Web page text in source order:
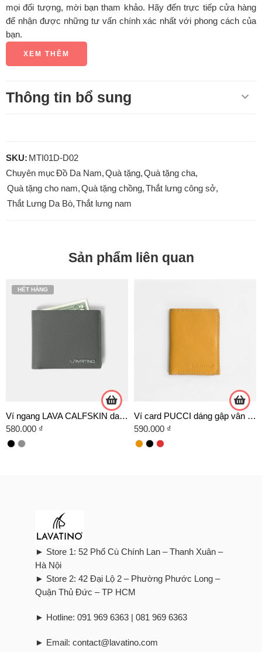
mọi đối tượng, mời bạn tham khảo. Hãy đến trực tiếp cửa hàng
để nhận được những tư vấn chính xác nhất với phong cách của
bạn.
XEM THÊM
Thông tin bổ sung
SKU: MTI01D-D02
Chuyên mụcĐồ Da Nam,Quà tặng,Quà tặng cha,
Quà tặng cho nam,Quà tặng chồng,Thắt lưng công sở,
Thắt Lưng Da Bò,Thắt lưng nam
Sản phẩm liên quan
HẾT HÀNG
Ví ngang LAVA CALFSKIN da bò cao cấp
580.000 ₫
Ví card PUCCI dáng gập vân de Arlan
590.000 ₫
► Store 1: 52 Phố Cù Chính Lan – Thanh Xuân –
Hà Nội
► Store 2: 42 Đại Lộ 2 – Phường Phước Long –
Quận Thủ Đức – TP HCM
► Hotline: 091 969 6363 | 081 969 6363
► Email: contact@lavatino.com